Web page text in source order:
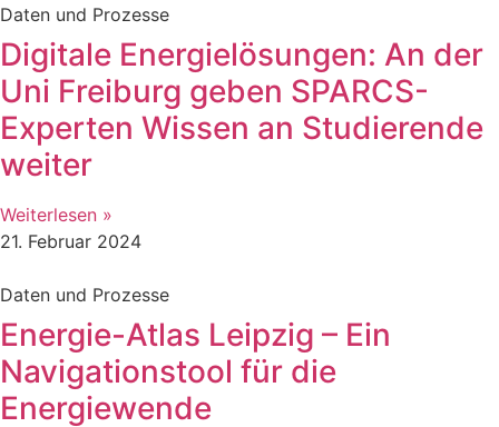
Daten und Prozesse
Digitale Energielösungen: An der
Uni Freiburg geben SPARCS-
Experten Wissen an Studierende
weiter
Weiterlesen »
21. Februar 2024
Daten und Prozesse
Energie-Atlas Leipzig – Ein
Navigationstool für die
Energiewende